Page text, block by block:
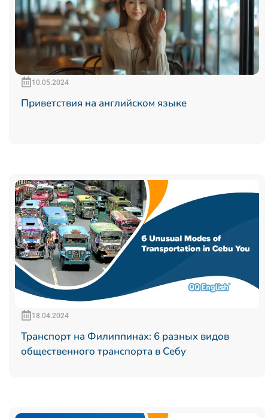
10.05.2024
Приветствия на английском языке
18.04.2024
Транспорт на Филиппинах: 6 разных видов
общественного транспорта в Себу